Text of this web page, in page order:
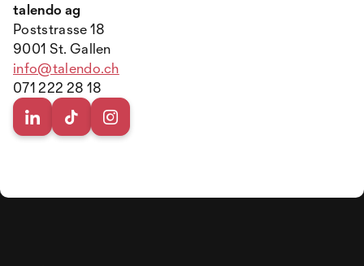
talendo ag
Poststrasse 18
9001 St. Gallen
info@talendo.ch
071 222 28 18